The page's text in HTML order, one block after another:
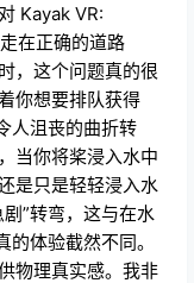
Kayak VR:
在正确的道路
，这个问题真的很
你想要排队获得
人沮丧的曲折转
当你将桨浸入水中
是只是轻轻浸入水
”转弯，这与在水
的体验截然不同。
物理真实感。我非